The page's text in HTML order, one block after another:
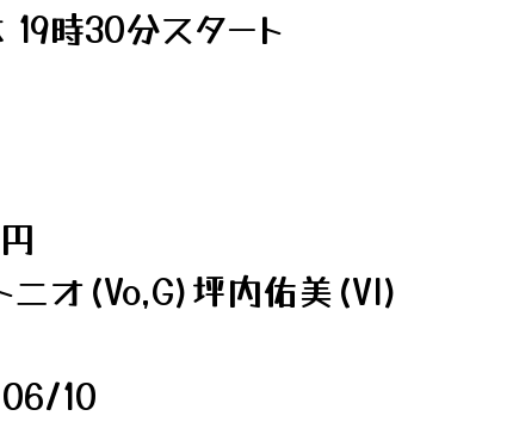
時30分スタート
ニオ(Vo,G)坪内佑美(Vl)
10